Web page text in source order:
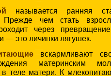
называется ранняя
Прежде чем стать
через
— это личинки лягушек.
вскармливают
материнским
в теле матери. К